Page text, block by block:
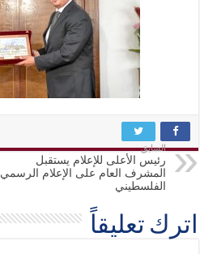
السابق
رئيس الأعلى للإعلام يستقبل
المشرف العام على الإعلام الرسمي
الفلسطيني
اترك تعليقاً